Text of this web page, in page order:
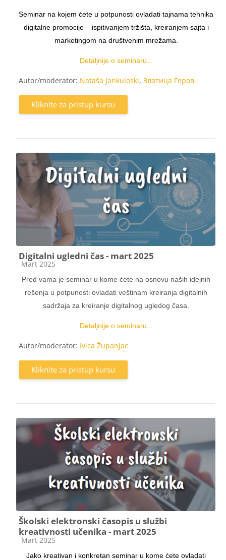
Seminar na kojem ćete u potpunosti ovladati tajnama tehnika
digitalne promocije – ispitivanjem tržišta, kreiranjem sajta i
marketingom na društvenim mrežama.
Detaljnije o seminaru...
Autor/moderator: Nataša Jankuloski, Златица Геров
Kliknite za pristup kursu
Digitalni ugledni čas - mart 2025
Kategorija kursa
Mart 2025
Pred vama je seminar u kome ćete na osnovu naših idejnih
rešenja u potpunosti ovladati veštinam kreiranja digitalnih
sadržaja za kreiranje digitalnog ugledog časa.
Detaljnije o seminaru...
Autor/moderator: Ivica Županjac
Kliknite za pristup kursu
Školski elektronski časopis u službi
kreativnosti učenika - mart 2025
Kategorija kursa
Mart 2025
Jako kreativan i konkretan seminar u kome ćete ovladati